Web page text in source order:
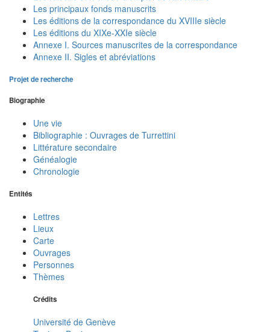
Les principaux fonds manuscrits
Les éditions de la correspondance du XVIIIe siècle
Les éditions du XIXe-XXIe siècle
Annexe I. Sources manuscrites de la correspondance
Annexe II. Sigles et abréviations
Projet de recherche
Biographie
Une vie
Bibliographie : Ouvrages de Turrettini
Littérature secondaire
Généalogie
Chronologie
Entités
Lettres
Lieux
Carte
Ouvrages
Personnes
Thèmes
Crédits
Université de Genève